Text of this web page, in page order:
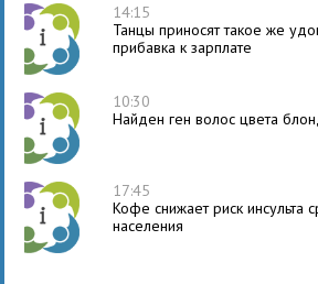
14:15
Танцы приносят такое же
прибавка к зарплате
10:30
Найден ген волос цвета
17:45
Кофе снижает риск инсульта
населения